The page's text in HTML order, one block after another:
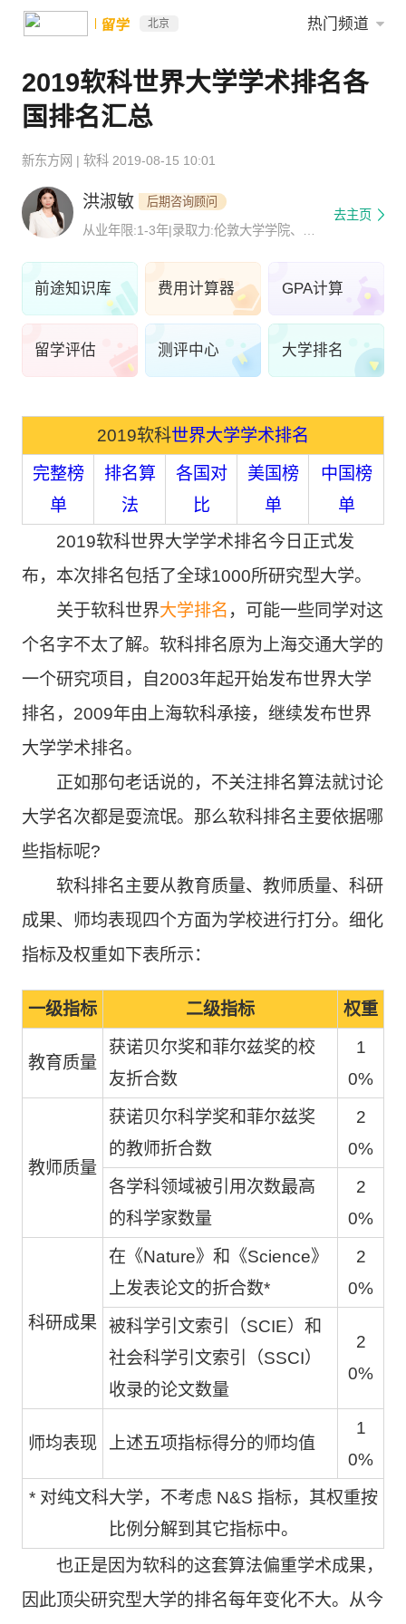
留学 北京 热门频道
2019软科世界大学学术排名各
国排名汇总
新东方网 | 软科 2019-08-15 10:01
洪淑敏 后期咨询顾问
从业年限:1-3年|录取力:伦敦大学学院、爱
去主页
前途知识库 费用计算器 GPA计算
留学评估 测评中心 大学排名
2019软科世界大学学术排名
完整榜
单
排名算
法
各国对
比
美国榜
单
中国榜
单
2019软科世界大学学术排名今日正式发
布，本次排名包括了全球1000所研究型大学。
关于软科世界大学排名 ，可能一些同学对这
个名字不太了解。软科排名原为上海交通大学的
一个研究项目，自2003年起开始发布世界大学
排名，2009年由上海软科承接，继续发布世界
大学学术排名。
正如那句老话说的，不关注排名算法就讨论
大学名次都是耍流氓。那么软科排名主要依据哪
些指标呢?
软科排名主要从教育质量、教师质量、科研
成果、师均表现四个方面为学校进行打分。细化
指标及权重如下表所示：
一级指标 二级指标 权重
教育质量
获诺贝尔奖和菲尔兹奖的校
友折合数
1
0%
教师质量
获诺贝尔科学奖和菲尔兹奖
的教师折合数
2
0%
各学科领域被引用次数最高
的科学家数量
2
0%
科研成果
在《Nature》和《Science》
上发表论文的折合数*
2
0%
被科学引文索引（SCIE）和
社会科学引文索引（SSCI）
收录的论文数量
2
0%
师均表现 上述五项指标得分的师均值
1
0%
* 对纯文科大学，不考虑 N&S 指标，其权重按
比例分解到其它指标中。
也正是因为软科的这套算法偏重学术成果，
因此顶尖研究型大学的排名每年变化不大。从今